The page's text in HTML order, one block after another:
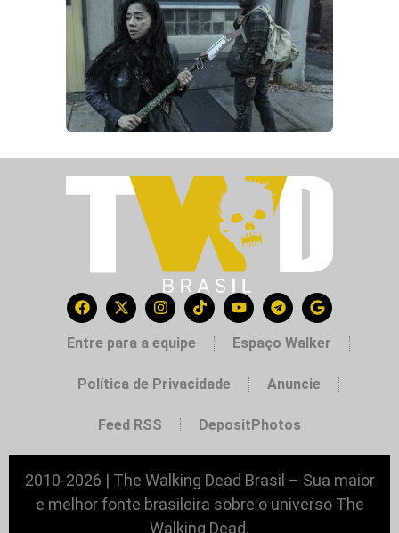
Entre para a equipe Espaço Walker
Política de Privacidade Anuncie
Feed RSS DepositPhotos
2010-2026 | The Walking Dead Brasil – Sua maior
e melhor fonte brasileira sobre o universo The
Walking Dead.